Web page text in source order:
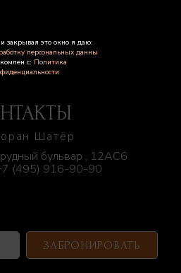
ЗАБРОНИРОВАТЬ
Шатёр
бульвар , 12АС6
(495) 916-90-90
закрывая это окно я даю:
персональных данны
с: Политика